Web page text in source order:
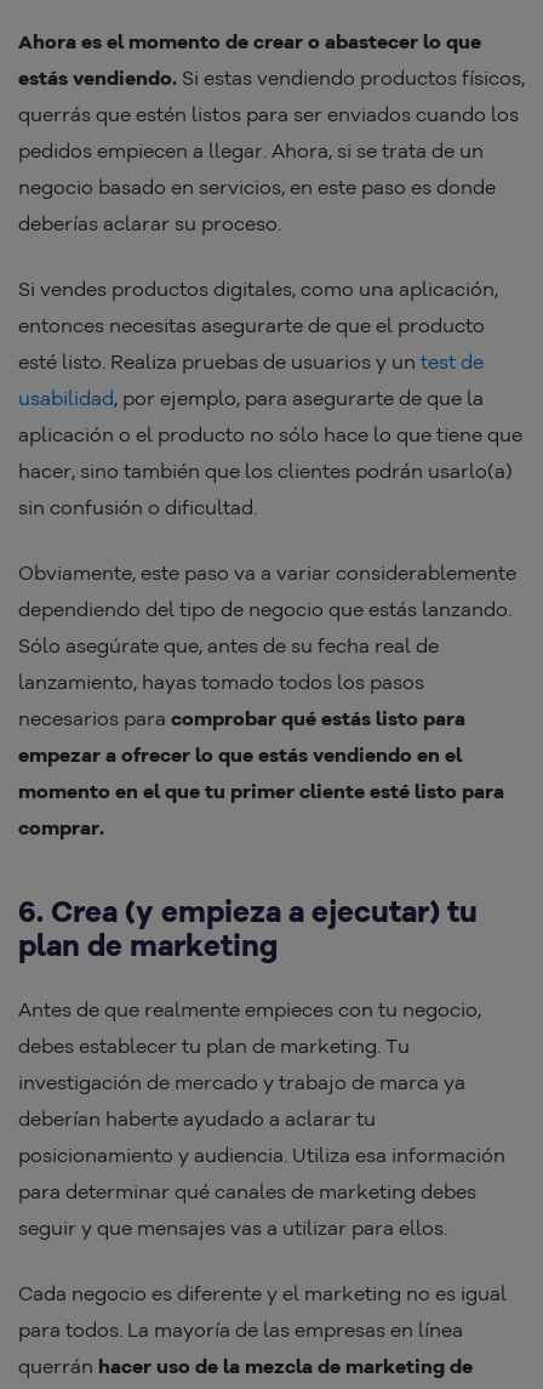
Ahora es el momento de crear o abastecer lo que
estás vendiendo. Si estas vendiendo productos físicos,
querrás que estén listos para ser enviados cuando los
pedidos empiecen a llegar. Ahora, si se trata de un
negocio basado en servicios, en este paso es donde
deberías aclarar su proceso.
Si vendes productos digitales, como una aplicación,
entonces necesitas asegurarte de que el producto
esté listo. Realiza pruebas de usuarios y un test de
usabilidad, por ejemplo, para asegurarte de que la
aplicación o el producto no sólo hace lo que tiene que
hacer, sino también que los clientes podrán usarlo(a)
sin confusión o dificultad.
Obviamente, este paso va a variar considerablemente
dependiendo del tipo de negocio que estás lanzando.
Sólo asegúrate que, antes de su fecha real de
lanzamiento, hayas tomado todos los pasos
necesarios para comprobar qué estás listo para
empezar a ofrecer lo que estás vendiendo en el
momento en el que tu primer cliente esté listo para
comprar.
6. Crea (y empieza a ejecutar) tu
plan de marketing
Antes de que realmente empieces con tu negocio,
debes establecer tu plan de marketing. Tu
investigación de mercado y trabajo de marca ya
deberían haberte ayudado a aclarar tu
posicionamiento y audiencia. Utiliza esa información
para determinar qué canales de marketing debes
seguir y que mensajes vas a utilizar para ellos.
Cada negocio es diferente y el marketing no es igual
para todos. La mayoría de las empresas en línea
querrán hacer uso de la mezcla de marketing de